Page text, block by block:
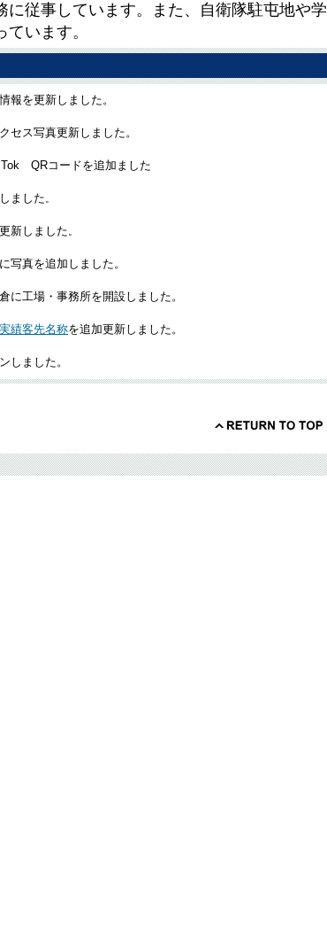
に従事しています。また、自衛隊駐屯地や学
います。
報を更新しました。
セス写真更新しました。
QRコードを追加ました
ました 。
新しました 。
写真を追加しました。
に工場・事務所を開設しました。
績客先名称を追加更新しました。
しました。